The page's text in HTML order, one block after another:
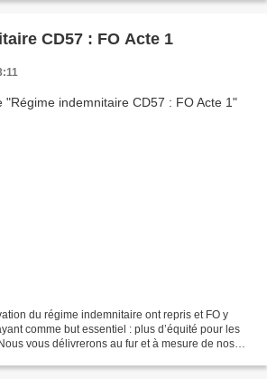
Régime indemnitaire CD57 : FO Acte 1
du régime indemnitaire ont repris et FO y
comme but essentiel : plus d’équité pour les
vous délivrerons au fur et à mesure de nos